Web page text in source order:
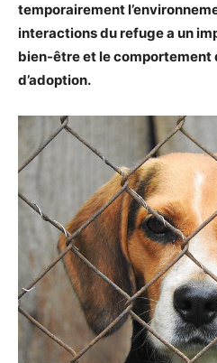
temporairement
interactions du refuge a un
bien-être et le comportement
d’adoption.